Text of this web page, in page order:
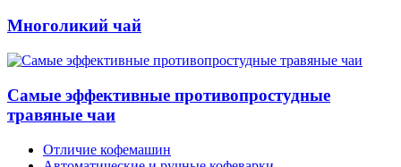
Многоликий чай
Самые эффективные противопростудные
травяные чаи
Отличие кофемашин